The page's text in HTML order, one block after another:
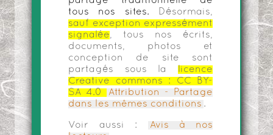
tous nos sites.
Désormais,
sauf exception expressément
signalée, tous nos écrits,
documents, photos et
conception de site sont
partagés sous la
licence
Creative commons :
CC BY-
SA 4.0
Attribution - Partage
dans les mêmes conditions .
Voir aussi :
Avis à nos